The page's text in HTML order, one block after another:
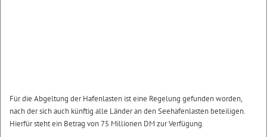
Für die Abgeltung der Hafenlasten ist eine Regelung gefunden worden,
nach der sich auch künftig alle Länder an den Seehafenlasten beteiligen.
Hierfür steht ein Betrag von 75 Millionen DM zur Verfügung.